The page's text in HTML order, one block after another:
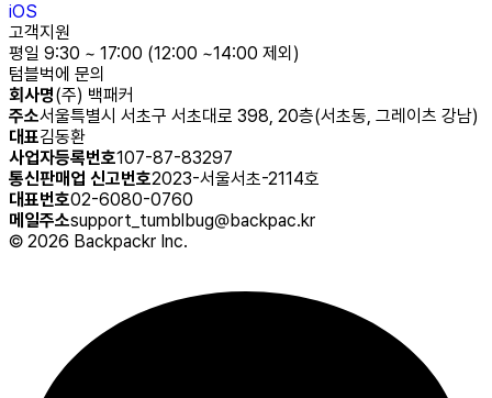
iOS
고객지원
평일 9:30 ~ 17:00 (12:00 ~14:00 제외)
텀블벅에 문의
회사명(주) 백패커
주소서울특별시 서초구 서초대로 398, 20층(서초동, 그레이츠 강남)
대표김동환
사업자등록번호107-87-83297
통신판매업 신고번호2023-서울서초-2114호
대표번호02-6080-0760
메일주소support_tumblbug@backpac.kr
© 2026 Backpackr Inc.